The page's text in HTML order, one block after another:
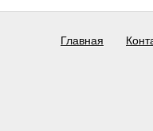
Главная